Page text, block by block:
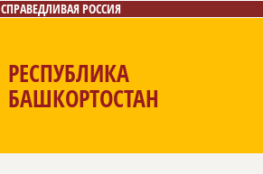
СПРАВЕДЛИВАЯ РОССИЯ
РЕСПУБЛИКА
БАШКОРТОСТАН